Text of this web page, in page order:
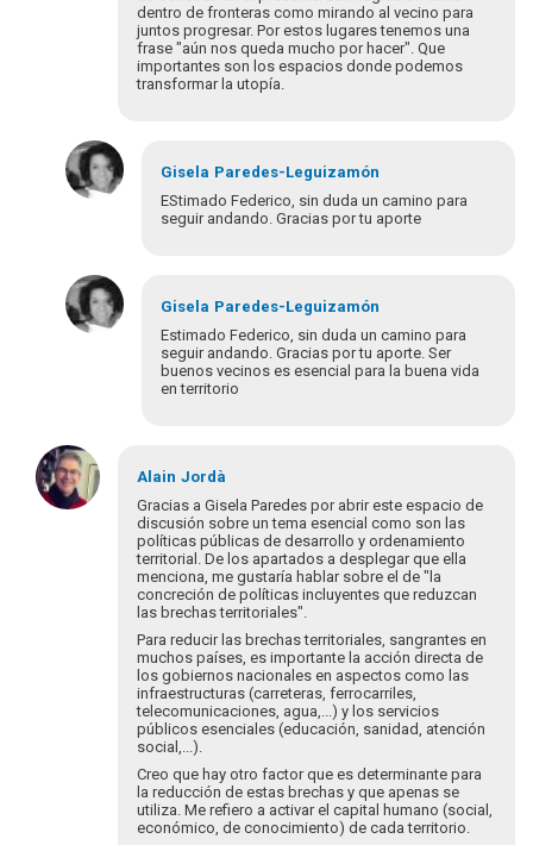
dentro de fronteras como mirando al vecino para
juntos progresar. Por estos lugares tenemos una
frase "aún nos queda mucho por hacer". Que
importantes son los espacios donde podemos
transformar la utopía.
Gisela Paredes-Leguizamón
EStimado Federico, sin duda un camino para
seguir andando. Gracias por tu aporte
En
respuesta
a
y…
por
Federico
Rodriguez
Gisela Paredes-Leguizamón
Estimado Federico, sin duda un camino para
seguir andando. Gracias por tu aporte. Ser
buenos vecinos es esencial para la buena vida
en territorio
En
respuesta
a
Federico
Rodriguez
Alain Jordà
Gracias a Gisela Paredes por abrir este espacio de
discusión sobre un tema esencial como son las
políticas públicas de desarrollo y ordenamiento
territorial. De los apartados a desplegar que ella
menciona, me gustaría hablar sobre el de "la
concreción de políticas incluyentes que reduzcan
las brechas territoriales".
Para reducir las brechas territoriales, sangrantes en
muchos países, es importante la acción directa de
los gobiernos nacionales en aspectos como las
infraestructuras (carreteras, ferrocarriles,
telecomunicaciones, agua,...) y los servicios
públicos esenciales (educación, sanidad, atención
social,...).
Creo que hay otro factor que es determinante para
la reducción de estas brechas y que apenas se
utiliza. Me refiero a activar el capital humano (social,
económico, de conocimiento) de cada territorio.